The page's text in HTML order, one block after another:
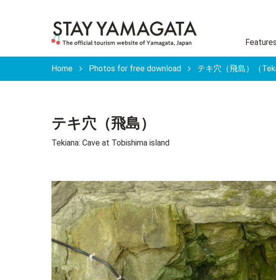
Features
Home Photos for free download テキ穴（飛島）（
テキ穴（飛島）
Tekiana: Cave at Tobishima island